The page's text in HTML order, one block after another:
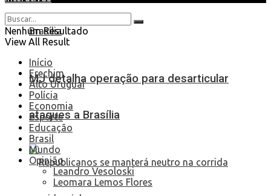
MJ detalha operação para desarticular
ataques a Brasília
Nenhum Resultado
View All Result
Início
Erechim
Alto Uruguai
Polícia
Economia
Esporte
Educação
Brasil
Mundo
Opinião
Leandro Vesoloski
Leomara Lemos Flores